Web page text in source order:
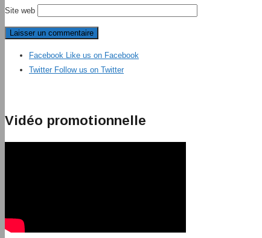
Site web
Facebook Like us on Facebook
Twitter Follow us on Twitter
Vidéo promotionnelle